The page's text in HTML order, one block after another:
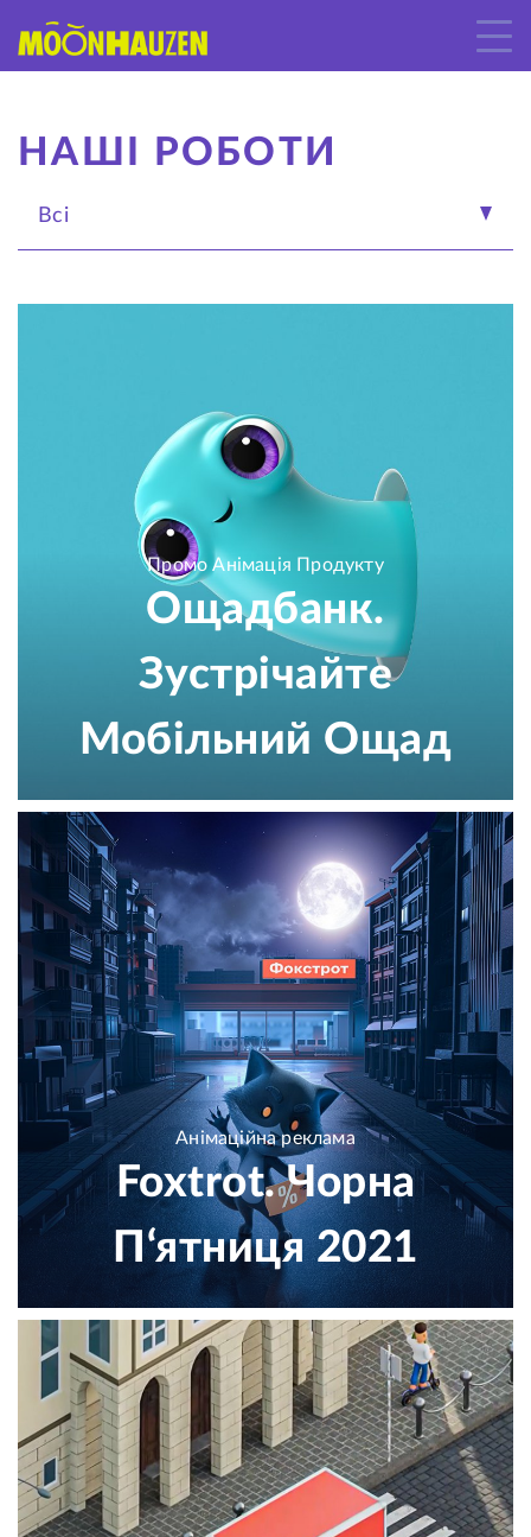
НАШІ РОБОТИ
Всі
Персонажі
Шоуріл
Промо Анімація Продукту
Ощадбанк.
Зустрічайте
Мобільний Ощад
Анімаційна реклама
Foxtrot. Чорна
П‘ятниця 2021